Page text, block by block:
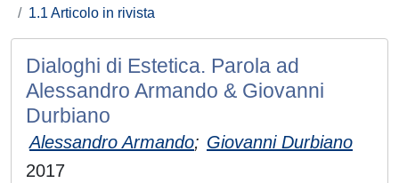
1.1 Articolo in rivista
Dialoghi di Estetica. Parola ad
Alessandro Armando & Giovanni
Durbiano
Alessandro Armando; Giovanni Durbiano
2017